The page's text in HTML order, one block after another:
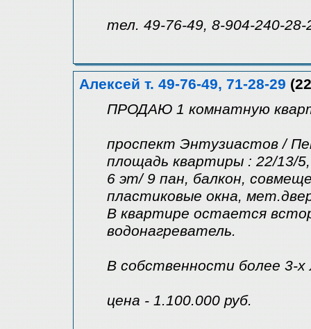
тел. 49-76-49, 8-904-240-28-
Алексей т. 49-76-49, 71-28-29
ПРОДАЮ 1 комнатную
проспект Энтузиастов /
площадь квартиры : 22/13/
6 эт/ 9 пан, балкон,
пластиковые окна,
В квартире остается
водонагреватель.
В собственности более
цена - 1.100.000 руб.